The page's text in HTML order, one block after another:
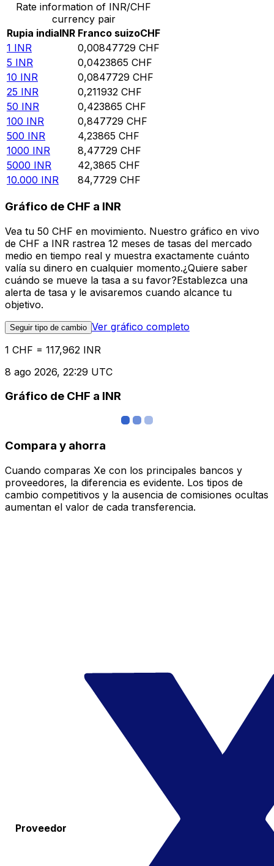
Rate information of INR/CHF
currency pair
Rupia indiaINR Franco suizoCHF
1 INR 0,00847729 CHF
5 INR 0,0423865 CHF
10 INR 0,0847729 CHF
25 INR 0,211932 CHF
50 INR 0,423865 CHF
100 INR 0,847729 CHF
500 INR 4,23865 CHF
1000 INR 8,47729 CHF
5000 INR 42,3865 CHF
10.000 INR 84,7729 CHF
Gráfico de CHF a INR
Vea tu 50 CHF en movimiento. Nuestro gráfico en vivo
de CHF a INR rastrea 12 meses de tasas del mercado
medio en tiempo real y muestra exactamente cuánto
valía su dinero en cualquier momento.¿Quiere saber
cuándo se mueve la tasa a su favor?Establezca una
alerta de tasa y le avisaremos cuando alcance tu
objetivo.
Seguir tipo de cambio Ver gráfico completo
1 CHF = 117,962 INR
8 ago 2026, 22:29 UTC
Gráfico de CHF a INR
Compara y ahorra
Cuando comparas Xe con los principales bancos y
proveedores, la diferencia es evidente. Los tipos de
cambio competitivos y la ausencia de comisiones ocultas
aumentan el valor de cada transferencia.
Proveedor